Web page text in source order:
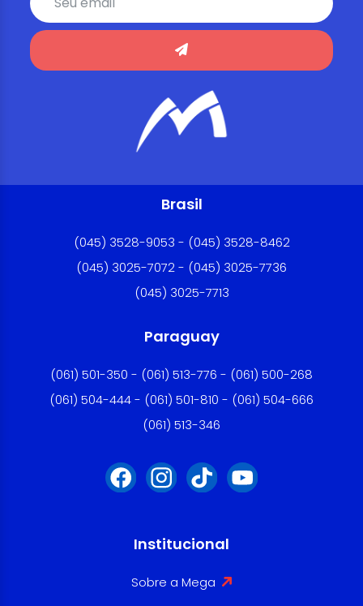
Brasil
(045) 3528-9053 - (045) 3528-8462
(045) 3025-7072 - (045) 3025-7736
(045) 3025-7713
Paraguay
(061) 501-350 - (061) 513-776 - (061) 500-268
(061) 504-444 - (061) 501-810 - (061) 504-666
(061) 513-346
Institucional
Sobre a Mega